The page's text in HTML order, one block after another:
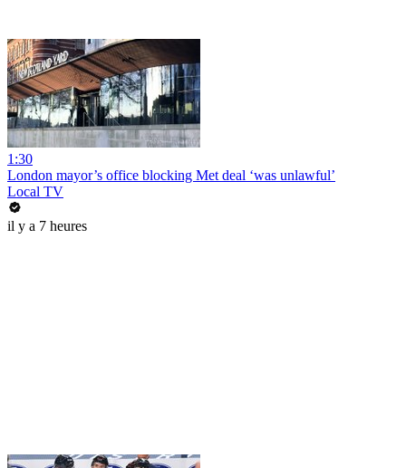
1:30
London mayor’s office blocking Met deal ‘was unlawful’
Local TV
il y a 7 heures